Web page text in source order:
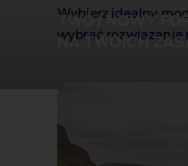
TWÓJ NOWY
NA TWOICH
Wybierz idealny
wybrać rozwiązanie